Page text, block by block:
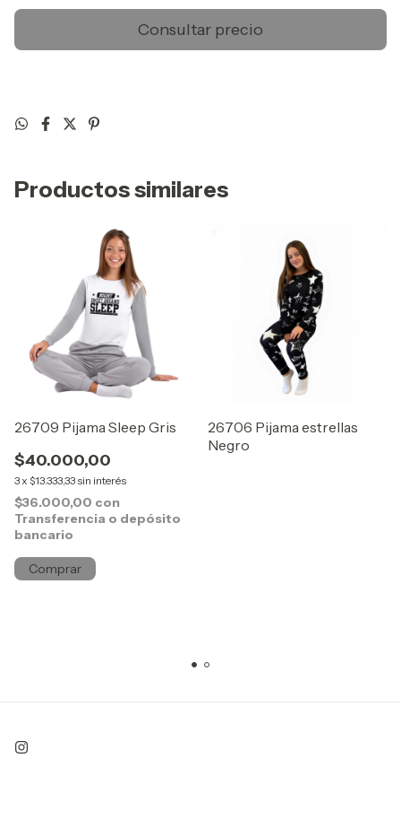
Productos similares
26709 Pijama Sleep Gris
$40.000,00
3x $13.333,33 sin interés
$36.000,00 con
Transferencia o depósito
bancario
Comprar
26706 Pijama estrellas
Negro